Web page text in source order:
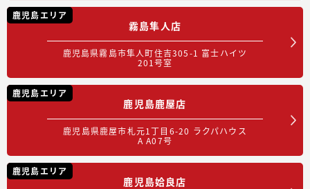
鹿児島エリア
霧島隼人店
鹿児島県霧島市隼人町住吉305-1 富士ハイツ
201号室
鹿児島エリア
鹿児島鹿屋店
鹿児島県鹿屋市札元1丁目6-20 ラクパハウス
A A07号
鹿児島エリア
鹿児島姶良店